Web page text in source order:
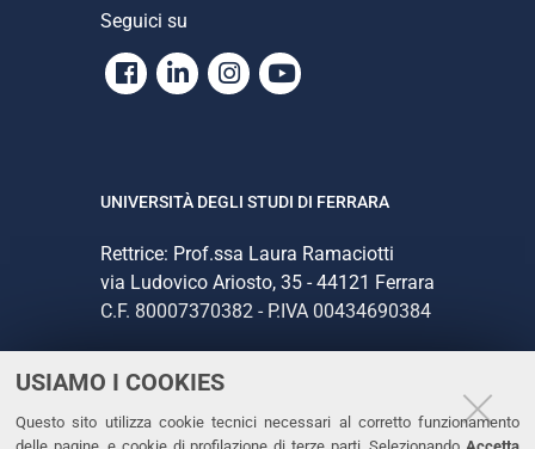
USIAMO I COOKIES
Questo sito utilizza cookie tecnici necessari al corretto funzionamento
delle pagine, e cookie di profilazione di terze parti. Selezionando Accetta
Seguici su
Facebook
LinkedinInstagram
Youtube
UNIVERSITÀ DEGLI STUDI DI FERRARA
Rettrice: Prof.ssa Laura Ramaciotti
via Ludovico Ariosto, 35 - 44121 Ferrara
C.F. 80007370382 - P.IVA 00434690384
CONTATTI
Tel. +39 0532 293111